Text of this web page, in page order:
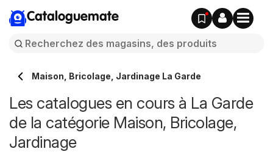
Cataloguemate
Maison, Bricolage, Jardinage La Garde
Les catalogues en cours à La Garde
de la catégorie Maison, Bricolage,
Jardinage